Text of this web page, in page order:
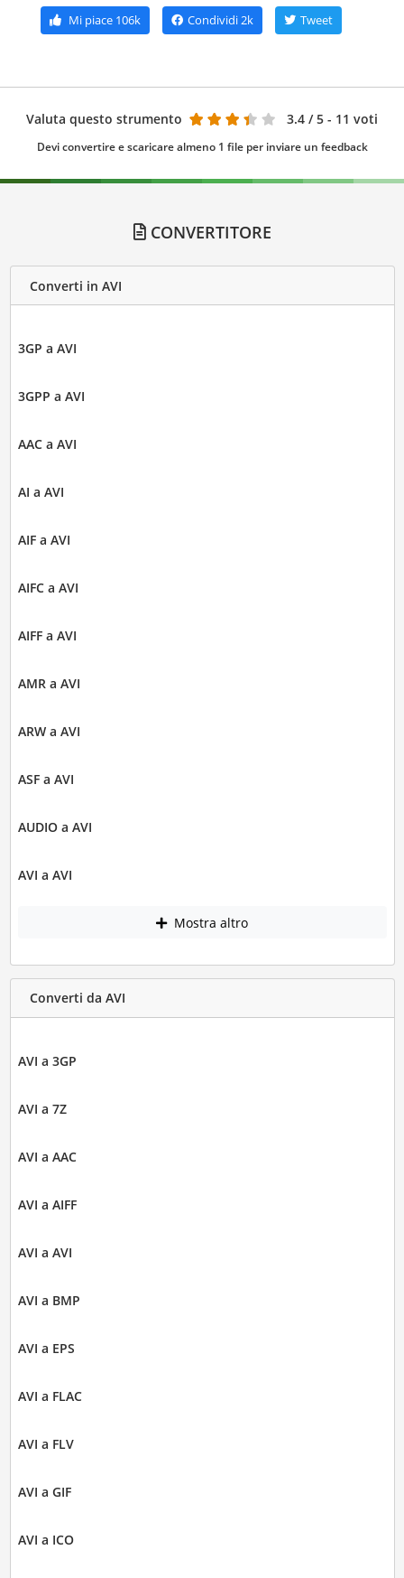
Mi piace 106k Condividi2k Tweet
Valuta questo strumento 3.4 / 5 - 11 voti
Devi convertire e scaricare almeno 1 file per inviare un feedback
CONVERTITORE
Converti in AVI
3GP a AVI
3GPP a AVI
AAC a AVI
AI a AVI
AIF a AVI
AIFC a AVI
AIFF a AVI
AMR a AVI
ARW a AVI
ASF a AVI
AUDIO a AVI
AVI a AVI
Mostra altro
Converti da AVI
AVI a 3GP
AVI a 7Z
AVI a AAC
AVI a AIFF
AVI a AVI
AVI a BMP
AVI a EPS
AVI a FLAC
AVI a FLV
AVI a GIF
AVI a ICO